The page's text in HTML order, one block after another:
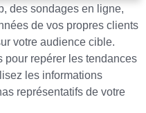
des sondages en ligne,
de vos propres clients
votre audience cible.
repérer les tendances
les informations
représentatifs de votre